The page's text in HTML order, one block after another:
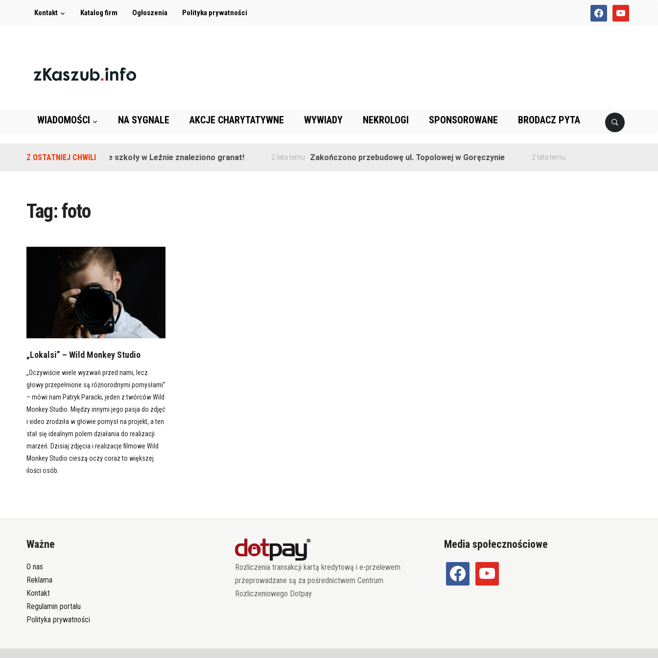
facebookyoutube
Kontakt Katalog firm Ogłoszenia Polityka prywatności
WIADOMOŚCI NA SYGNALE AKCJE CHARYTATYWNE WYWIADY NEKROLOGI SPONSOROWANE BRODACZ PYTA
Z OSTATNIEJ CHWILINa terenie szkoły w Leźnie znaleziono granat! 2 lata temu Zakończono przebudowę ul. Topolowej w Goręczynie 2 lata temu
Tag:foto
„Lokalsi” – Wild Monkey Studio
„Oczywiście wiele wyzwań przed nami, lecz
głowy przepełnione są różnorodnymi pomysłami”
– mówi nam Patryk Paracki, jeden z twórców Wild
Monkey Studio. Między innymi jego pasja do zdjęć
i video zrodziła w głowie pomysł na projekt, a ten
stał się idealnym polem działania do realizacji
marzeń. Dzisiaj zdjęcia i realizacje filmowe Wild
Monkey Studio cieszą oczy coraz to większej
ilości osób.
Ważne
O nas
Reklama
Kontakt
Regulamin portalu
Polityka prywatności
Rozliczenia transakcji kartą kredytową i e-przelewem
przeprowadzane są za pośrednictwem Centrum
Rozliczeniowego Dotpay
Media społecznościowe
facebook youtube